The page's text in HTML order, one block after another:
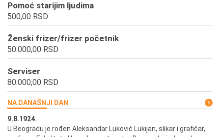
Pomoć starijim ljudima
500,00 RSD
Ženski frizer/frizer početnik
50.000,00 RSD
Serviser
80.000,00 RSD
NA DANAŠNJI DAN
9.8.1924.
U Beogradu je rođen Aleksandar Luković Lukijan, slikar i grafičar,